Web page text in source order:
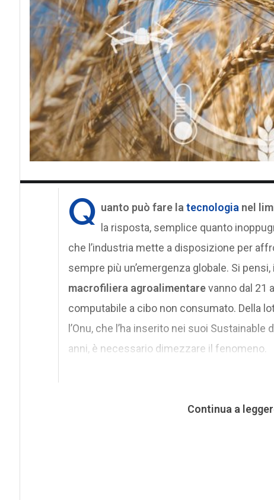
Q uanto può fare latecnologia nel
la risposta, semplice quanto
che l’industria mette a disposizione per
sempre più un’emergenza globale. Si
macrofiliera agroalimentarevanno dal 21
computabile a cibo non consumato. Della
l’Onu, che l’ha inserito nei suoi
anni, è necessario dimezzare il fenomeno.
Continua a